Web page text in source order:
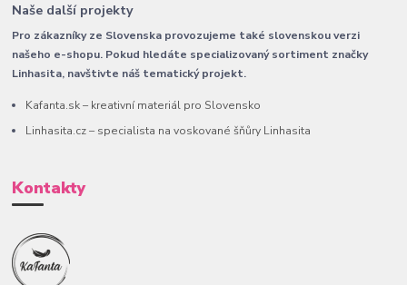
Naše další projekty
Pro zákazníky ze Slovenska provozujeme také slovenskou verzi
našeho e-shopu. Pokud hledáte specializovaný sortiment značky
Linhasita, navštivte náš tematický projekt.
Kafanta.sk – kreativní materiál pro Slovensko
Linhasita.cz – specialista na voskované šňůry Linhasita
Kontakty